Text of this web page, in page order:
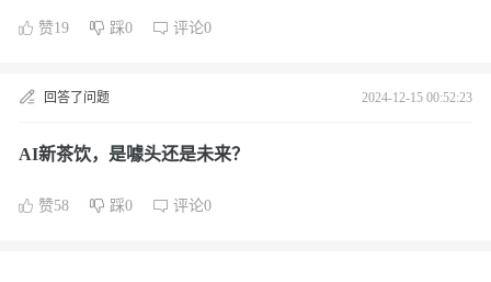
赞19 踩0 评论0
回答了问题 2024-12-15 00:52:23
AI新茶饮，是噱头还是未来？
赞58 踩0 评论0